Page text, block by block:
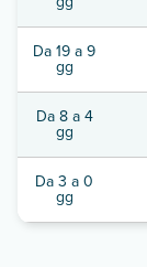
Da 19 a 9
gg
Da 8 a 4
gg
Da 3 a 0
gg